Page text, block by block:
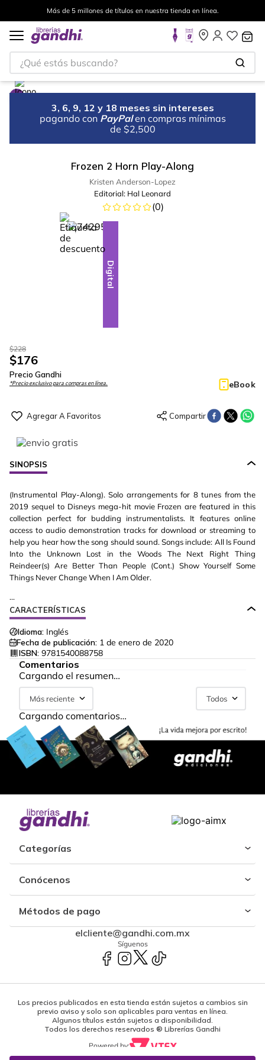
Más de 5 millones de títulos en nuestra tienda en línea.
¿Qué estás buscando?
3, 6, 9, 12 y 18 meses sin intereses
pagando con PayPal en compras mínimas
de $2,500
Frozen 2 Horn Play-Along
Kristen Anderson-Lopez
Editorial: Hal Leonard
(0)
-23%
Digital
$228
$176
Precio Gandhi
*Precio exclusivo para compras en línea. eBook
SINOPSIS
(Instrumental Play-Along). Solo arrangements for 8 tunes from the
2019 sequel to Disneys mega-hit movie Frozen are featured in this
collection perfect for budding instrumentalists. It features online
access to audio demonstration tracks for download or streaming to
help you hear how the song should sound. Songs include: All Is Found
Into the Unknown Lost in the Woods The Next Right Thing
Reindeer(s) Are Better Than People (Cont.) Show Yourself Some
Things Never Change When I Am Older.
...
CARACTERÍSTICAS
Idioma: Inglés
Fecha de publicación: 1 de enero de 2020
ISBN: 9781540088758
Comentarios
Cargando el resumen…
Más reciente Todos
Cargando comentarios…
Categorías
Conócenos
Métodos de pago
elcliente@gandhi.com.mx
Síguenos
Los precios publicados en esta tienda están sujetos a cambios sin
previo aviso y solo son aplicables para ventas en línea.
Algunos títulos están sujetos a disponibilidad.
Todos los derechos reservados ® Librerías Gandhi
Powered by: